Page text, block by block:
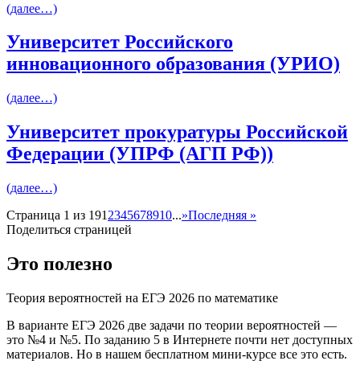
(далее…)
Университет Российского
инновационного образования (УРИО)
(далее…)
Университет прокуратуры Российской
Федерации (УПРФ (АГП РФ))
(далее…)
Страница 1 из 191 2345678910...»Последняя »
Поделиться страницей
Это полезно
Теория вероятностей на ЕГЭ 2026 по математике
В варианте ЕГЭ 2026 две задачи по теории вероятностей —
это №4 и №5. По заданию 5 в Интернете почти нет доступных
материалов. Но в нашем бесплатном мини-курсе все это есть.